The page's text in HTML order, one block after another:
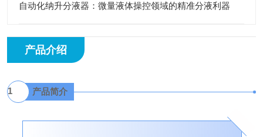
自动化纳升分液器：微量液体操控领域的精准分液利器
产品介绍
1 产品简介